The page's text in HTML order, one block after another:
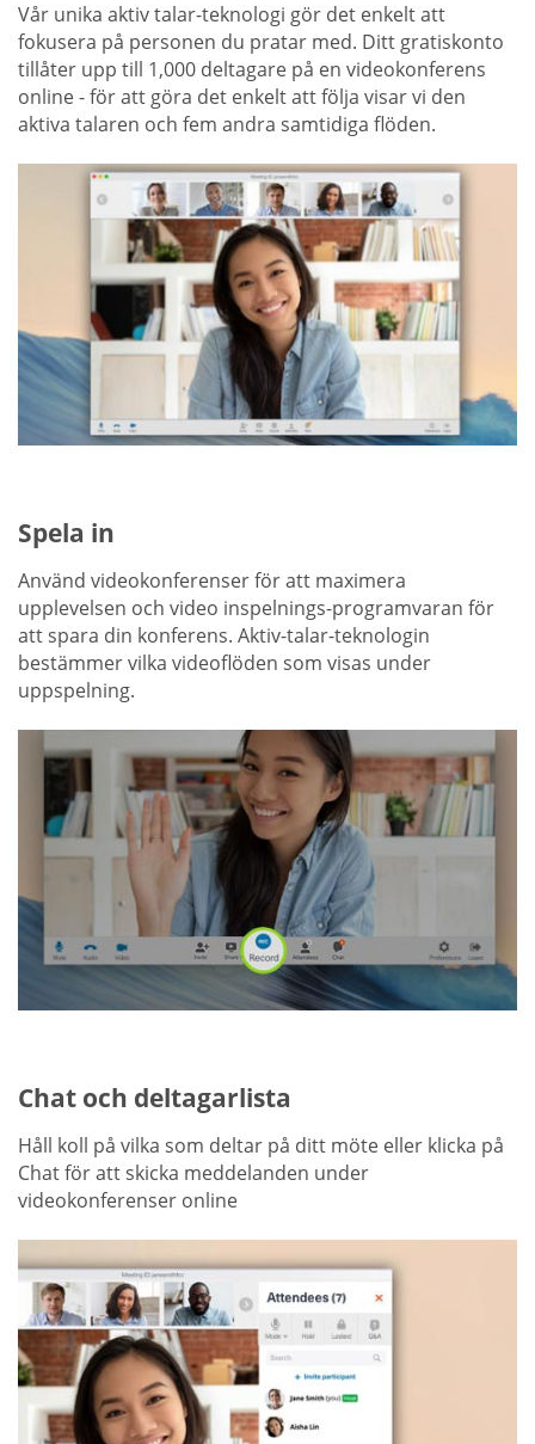
Vår unika aktiv talar-teknologi gör det enkelt att
fokusera på personen du pratar med. Ditt gratiskonto
tillåter upp till 1,000 deltagare på en videokonferens
online - för att göra det enkelt att följa visar vi den
aktiva talaren och fem andra samtidiga flöden.
Spela in
Använd videokonferenser för att maximera
upplevelsen och video inspelnings-programvaran för
att spara din konferens. Aktiv-talar-teknologin
bestämmer vilka videoflöden som visas under
uppspelning.
Chat och deltagarlista
Håll koll på vilka som deltar på ditt möte eller klicka på
Chat för att skicka meddelanden under
videokonferenser online